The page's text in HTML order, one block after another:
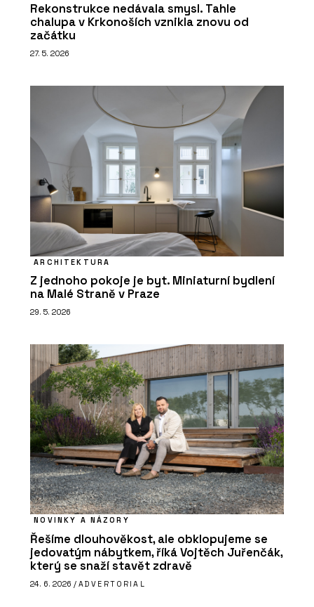
Rekonstrukce nedávala smysl. Tahle
chalupa v Krkonoších vznikla znovu od
začátku
27. 5. 2026
ARCHITEKTURA
Z jednoho pokoje je byt. Miniaturní bydlení
na Malé Straně v Praze
29. 5. 2026
NOVINKY A NÁZORY
Řešíme dlouhověkost, ale obklopujeme se
jedovatým nábytkem, říká Vojtěch Juřenčák,
který se snaží stavět zdravě
24. 6. 2026 / ADVERTORIAL